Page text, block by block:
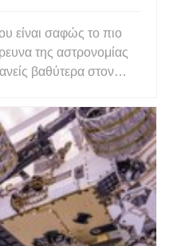
είναι σαφώς το πιο
της αστρονομίας
βαθύτερα στον
των
Για παράδειγμα, η
του Δία σε